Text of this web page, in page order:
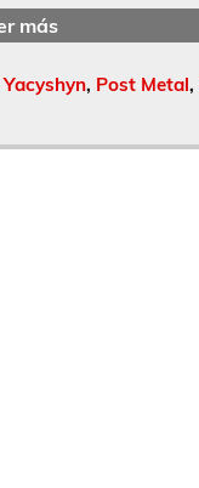
más
, Post Metal,